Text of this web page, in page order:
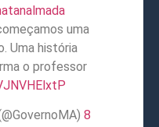
uma
Uma história
o professor
8